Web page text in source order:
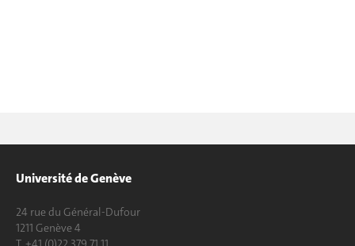
Université de Genève
24 rue du Général-Dufour
1211 Genève 4